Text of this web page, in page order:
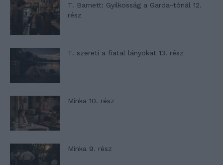
T. Barnett: Gyilkosság a Garda-tónál 12.
rész
T. szereti a fiatal lányokat 13. rész
Minka 10. rész
Minka 9. rész